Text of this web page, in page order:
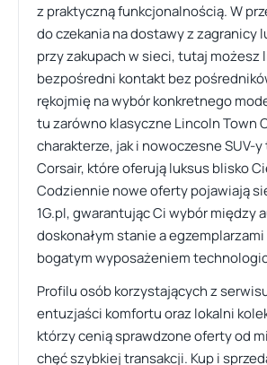
z praktyczną funkcjonalnością. W
do czekania na dostawy z zagranicy
przy zakupach w sieci, tutaj możesz
bezpośredni kontakt bez
rękojmię na wybór konkretnego
tu zarówno klasyczne Lincoln Town
charakterze, jak i nowoczesne SUV-
Corsair, które oferują luksus blisko
Codziennie nowe oferty pojawiają
1G.pl, gwarantując Ci wybór między
doskonałym stanie a
bogatym wyposażeniem
Profilu osób korzystających z
entuzjaści komfortu oraz lokalni
którzy cenią sprawdzone oferty od
chęć szybkiej transakcji. Kup i